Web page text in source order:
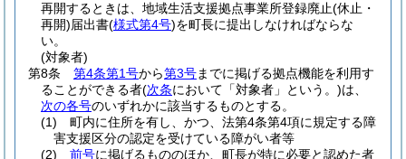
再開するときは、地域生活支援拠点事業所登録廃止(休止・
再開)届出書(様式第4号)を町長に提出しなければならな
い。
(対象者)
第8条
第4条第1号から第3号までに掲げる拠点機能を利用す
ることができる者(次条において「対象者」という。)は、
次の各号のいずれかに該当するものとする。
(1)
町内に住所を有し、かつ、法第4条第4項に規定する障
害支援区分の認定を受けている障がい者等
(2)
前号に掲げるもののほか、町長が特に必要と認めた者